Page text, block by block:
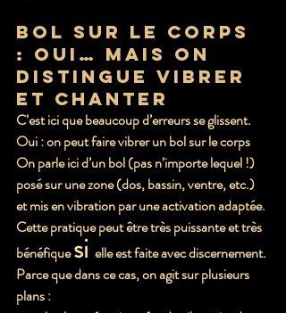
Bol sur le corps
: oui… mais on
distingue vibrer
et chanter
C’est ici que beaucoup d’erreurs se glissent.
Oui : on peut faire vibrer un bol sur le corps
On parle ici d’un bol (pas n’importe lequel !)
posé sur une zone (dos, bassin, ventre, etc.)
et mis en vibration par une activation adaptée.
Cette pratique peut être très puissante et très
bénéfique si elle est faite avec discernement.
Parce que dans ce cas, on agit sur plusieurs
plans :